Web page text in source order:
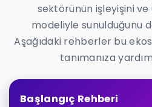
sektörünün işleyişini
modeliyle sunulduğunu
Aşağıdaki rehberler bu
tanımanıza
Başlangıç Rehberi